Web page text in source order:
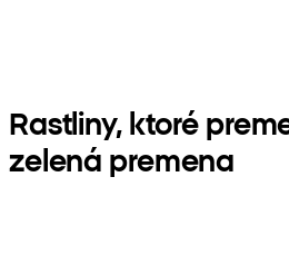
Rastliny, ktoré
zelená premena